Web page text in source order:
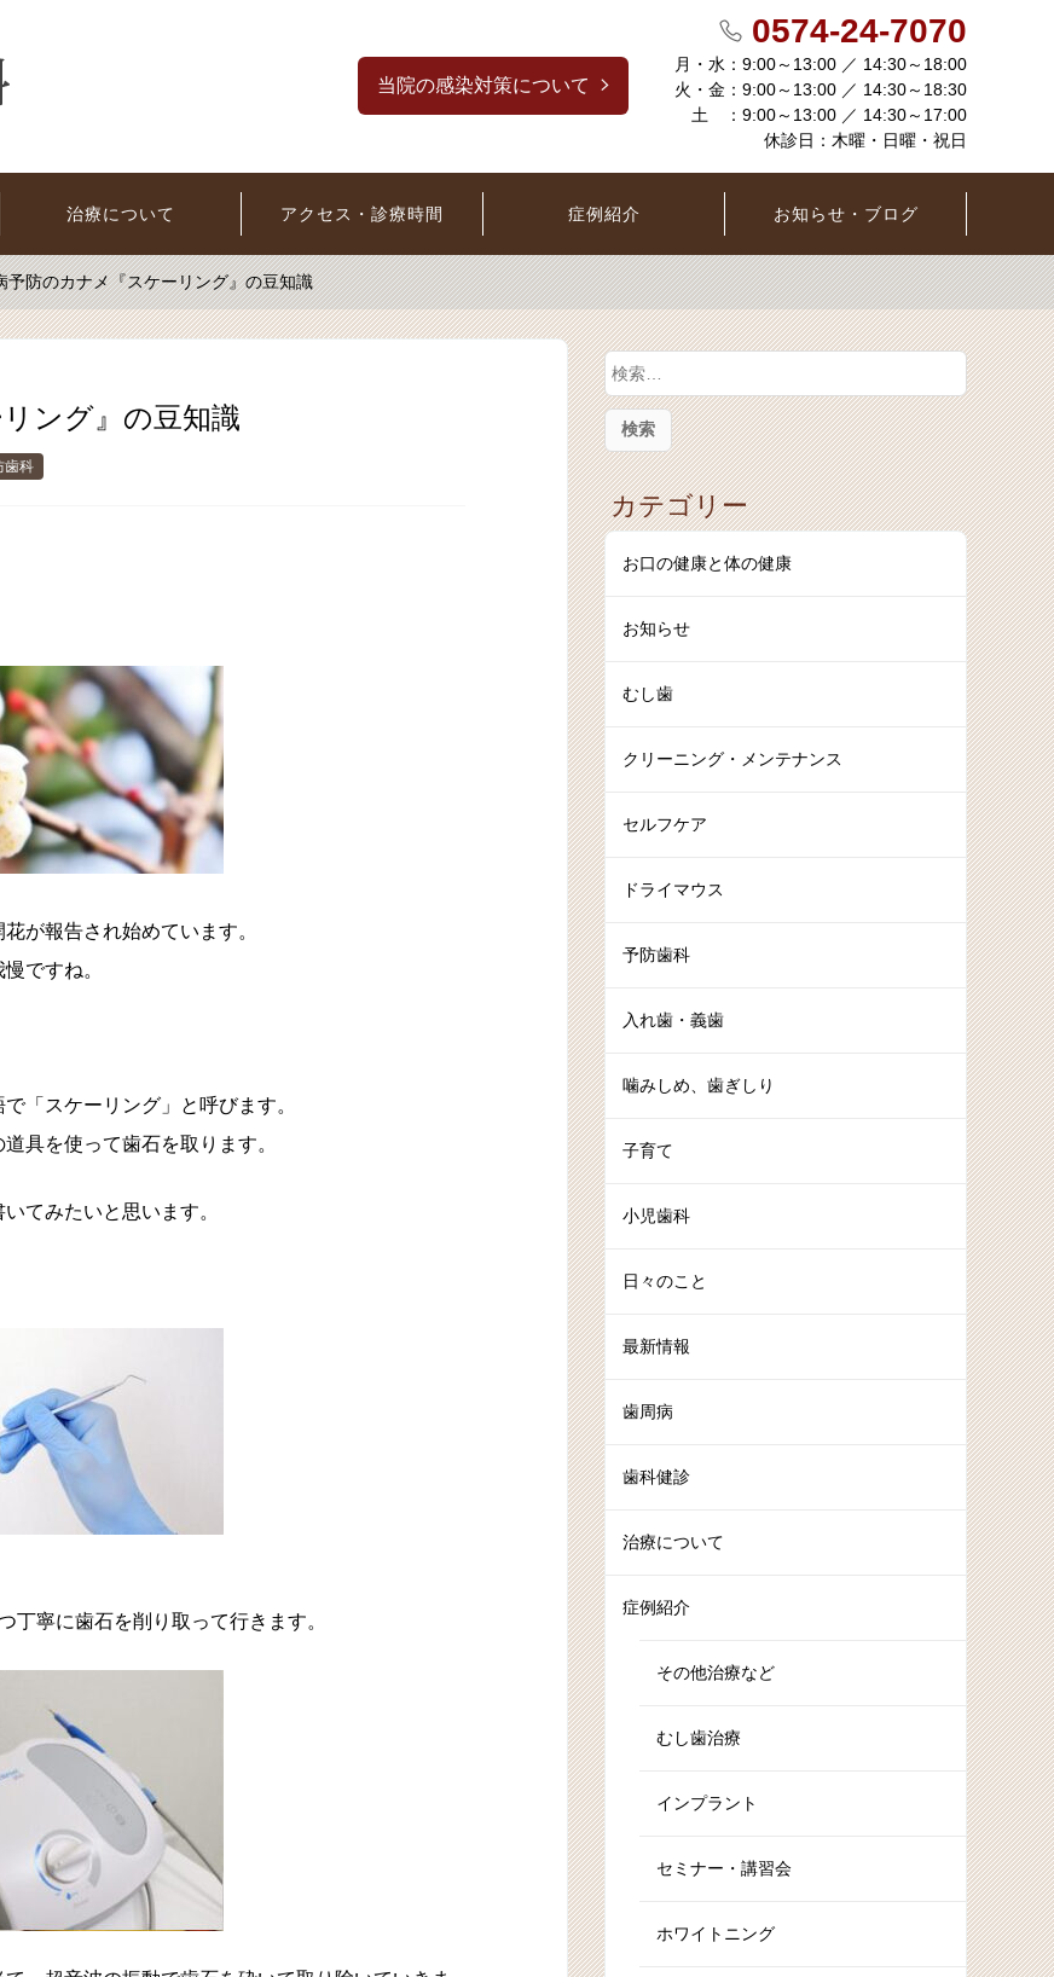
当院の感染対策について
0574-24-7070
月・水：9:00～13:00 ／ 14:30～18:00
火・金：9:00～13:00 ／ 14:30～18:30
土 ：9:00～13:00 ／ 14:30～17:00
休診日：木曜・日曜・祝日
治療について アクセス・診療時間 症例紹介 お知らせ・ブログ
予防のカナメ『スケーリング』の豆知識
ング』の豆知識
歯科
が報告され始めています。
ですね。
「スケーリング」と呼びます。
具を使って歯石を取ります。
てみたいと思います。
丁寧に歯石を削り取って行きます。
検
索
:
カテゴリー
お口の健康と体の健康
お知らせ
むし歯
クリーニング・メンテナンス
セルフケア
ドライマウス
予防歯科
入れ歯・義歯
噛みしめ、歯ぎしり
子育て
小児歯科
日々のこと
最新情報
歯周病
歯科健診
治療について
症例紹介
その他治療など
むし歯治療
インプラント
セミナー・講習会
ホワイトニング